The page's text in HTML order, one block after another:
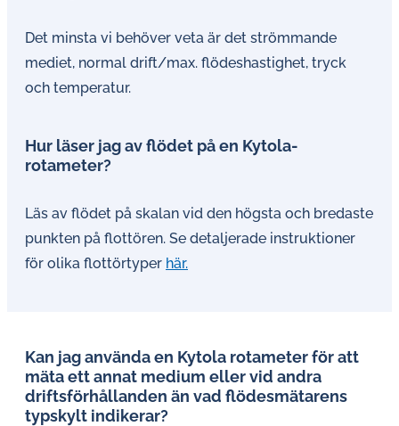
Det minsta vi behöver veta är det strömmande
mediet, normal drift/max. flödeshastighet, tryck
och temperatur.
Hur läser jag av flödet på en Kytola-
rotameter?
Läs av flödet på skalan vid den högsta och bredaste
punkten på flottören. Se detaljerade instruktioner
för olika flottörtyper här.
Kan jag använda en Kytola rotameter för att
mäta ett annat medium eller vid andra
driftsförhållanden än vad flödesmätarens
typskylt indikerar?